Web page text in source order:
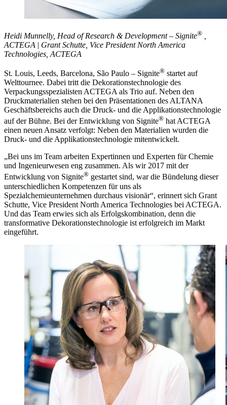
Heidi Munnelly, Head of Research & Development – Signite®
ACTEGA | Grant Schutte, Vice President North America
Technologies, ACTEGA
St. Louis, Leeds, Barcelona, São Paulo – Signite® startet auf
Welttournee. Dabei tritt die Dekorationstechnologie des
Verpackungsspezialisten ACTEGA als Trio auf. Neben den
Druckmaterialien stehen bei den Präsentationen des ALTANA
Geschäftsbereichs auch die Druck- und die Applikationstechnologie
auf der Bühne. Bei der Entwicklung von Signite® hat ACTEGA
einen neuen Ansatz verfolgt: Neben den Materialien wurden die
Druck- und die Applikationstechnologie mitentwickelt.
„Bei uns im Team arbeiten Expertinnen und Experten für Chemie
und Ingenieurwesen eng zusammen. Als wir 2017 mit der
Entwicklung von Signite® gestartet sind, war die Bündelung dieser
unterschiedlichen Kompetenzen für uns als
Spezialchemieunternehmen durchaus visionär“, erinnert sich Grant
Schutte, Vice President North America Technologies bei ACTEGA.
Und das Team erwies sich als Erfolgskombination, denn die
transformative Dekorationstechnologie ist erfolgreich im Markt
eingeführt.